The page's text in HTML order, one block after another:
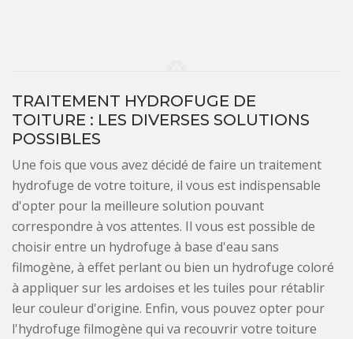
TRAITEMENT HYDROFUGE DE
TOITURE : LES DIVERSES SOLUTIONS
POSSIBLES
Une fois que vous avez décidé de faire un traitement
hydrofuge de votre toiture, il vous est indispensable
d'opter pour la meilleure solution pouvant
correspondre à vos attentes. Il vous est possible de
choisir entre un hydrofuge à base d'eau sans
filmogène, à effet perlant ou bien un hydrofuge coloré
à appliquer sur les ardoises et les tuiles pour rétablir
leur couleur d'origine. Enfin, vous pouvez opter pour
l'hydrofuge filmogène qui va recouvrir votre toiture